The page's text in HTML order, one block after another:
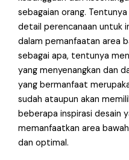
sebagaian orang.
detail perencanaan untuk
dalam pemanfaatan area
sebagai apa, tentunya
yang menyenangkan dan
yang bermanfaat
sudah ataupun akan
beberapa inspirasi desain
memanfaatkan area
dan optimal.